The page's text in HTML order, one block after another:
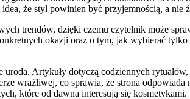
że styl powinien być przyjemnością, a nie
trendów, dzięki czemu czytelnik może
okazji oraz o tym, jak wybierać
uroda. Artykuły dotyczą codziennych
wrażliwej, co sprawia, że strona
które od dawna interesują się kosmetykami.